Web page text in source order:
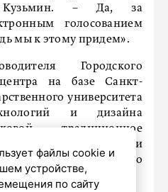
– Да, за
голосованием
мы к этому придем».
Городского
центра на базе Санкт-
университета
и дизайна
традиционное
на участке при
голосования все равно
молодежи.
файлы cookie и
устройстве,
по сайту